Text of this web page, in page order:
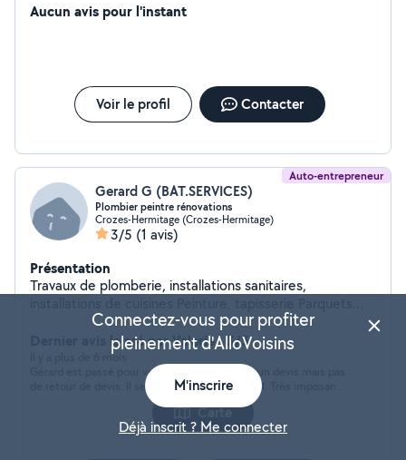
divers domaines tels que : Placo (plafonds, cloisons)
mes compétences à votre disposition pour réaliser vos
projets de rénovation, d'aménagement ou de
réparation, en garantissant un travail soigné et de
demande ou devis ! Bien cordialement, Erasmo Schiavo
Aucun avis pour l'instant
Voir le profil Contacter
Auto-entrepreneur
Gerard G (BAT.SERVICES)
Plombier peintre rénovations
Crozes-Hermitage (Crozes-Hermitage)
3/5 (1 avis)
Présentation
Travaux de plomberie, installations sanitaires,
Dernier avis laissé par Valerie : 3/5
Il y a plus de 6 mois
Gérard est passé pour voir les travaux et faire un devis mais pas
de retour de devis. Il semble très professionnel. Très imposant
sur ces compétences professionnelles
Carte
Connectez-vous pour profiter
pleinement d'AlloVoisins
M'inscrire
Déjà inscrit ? Me connecter